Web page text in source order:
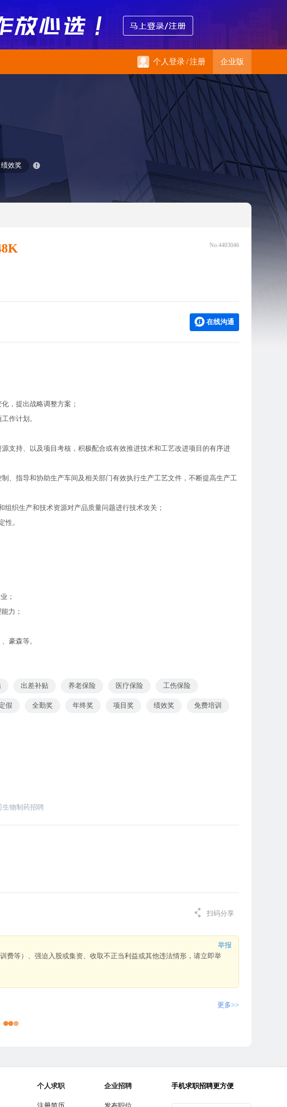
个人登录/注册 企业版
绩效奖
No.4403046
在线沟通
，提出战略调整方案；
作计划。
支持、以及项目考核，积极配合或有效推进技术和工艺改进项目的有序进
、指导和协助生产车间及相关部门有效执行生产工艺文件，不断提高生产工
织生产和技术资源对产品质量问题进行技术攻关；
性。
；
力；
豪森等。
出差补贴 养老保险 医疗保险 工伤保险
假 全勤奖 年终奖 项目奖 绩效奖 免费培训
生物制药招聘
扫码分享
举报
费等）、强迫入股或集资、收取不正当利益或其他违法情形，请立即举
更多>>
个人求职 企业招聘 手机求职招聘更方便